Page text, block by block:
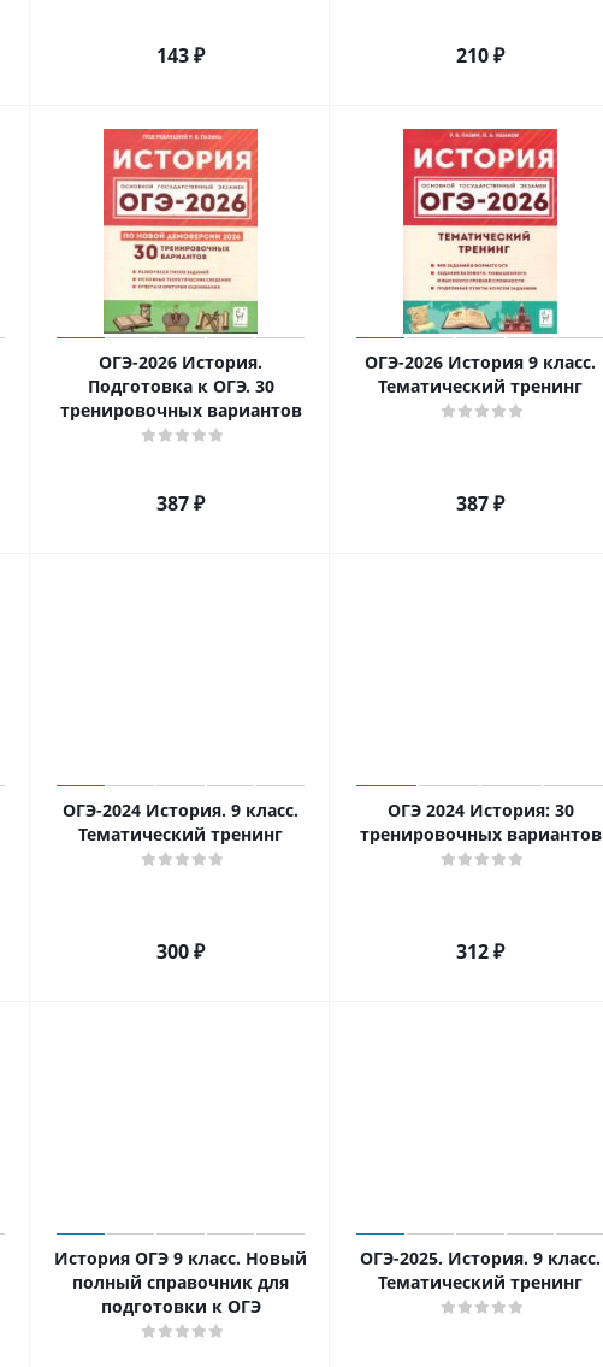
143₽ 210₽
ОГЭ-2026 История.
Подготовка к ОГЭ. 30
тренировочных вариантов
387₽
ОГЭ-2026 История 9 класс.
Тематический тренинг
387₽
ОГЭ-2024 История. 9 класс.
Тематический тренинг
300₽
ОГЭ 2024 История: 30
тренировочных вариантов
312₽
История ОГЭ 9 класс. Новый
полный справочник для
подготовки к ОГЭ
ОГЭ-2025. История. 9 класс.
Тематический тренинг